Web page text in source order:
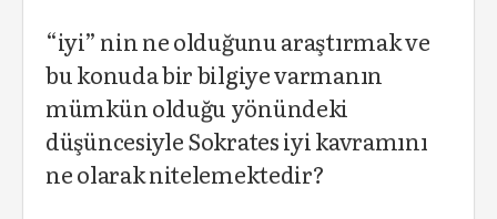
“iyi” nin ne olduğunu araştırmak ve
bu konuda bir bilgiye varmanın
mümkün olduğu yönündeki
düşüncesiyle Sokrates iyi kavramını
ne olarak nitelemektedir?